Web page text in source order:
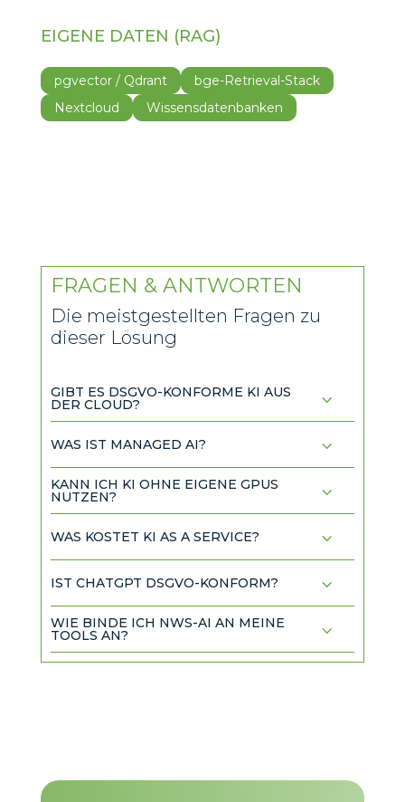
EIGENE DATEN (RAG)
pgvector / Qdrant
bge-Retrieval-Stack
Nextcloud
Wissensdatenbanken
FRAGEN & ANTWORTEN
Die meistgestellten Fragen zu
dieser Lösung
GIBT ES DSGVO-KONFORME KI AUS
DER CLOUD? 3
WAS IST MANAGED AI? 3
KANN ICH KI OHNE EIGENE GPUS
NUTZEN? 3
WAS KOSTET KI AS A SERVICE? 3
IST CHATGPT DSGVO-KONFORM? 3
WIE BINDE ICH NWS-AI AN MEINE
TOOLS AN? 3